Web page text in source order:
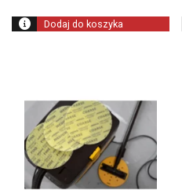
Dodaj do koszyka